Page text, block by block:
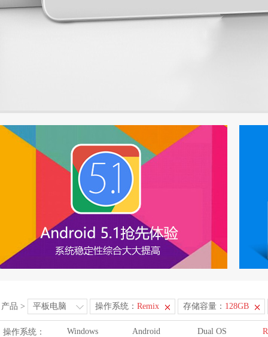
产品 > 平板电脑 操作系统： Remix 存储容量： 128GB
操作系统： Windows Android Dual OS